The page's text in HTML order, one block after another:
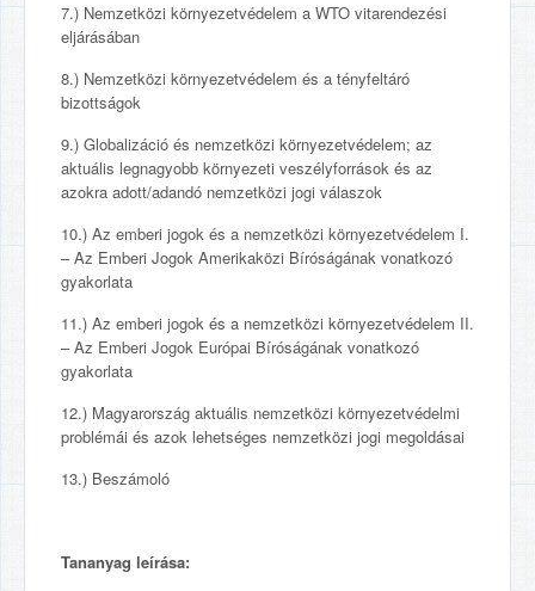
7.) Nemzetközi környezetvédelem a WTO vitarendezési
eljárásában
8.) Nemzetközi környezetvédelem és a tényfeltáró
bizottságok
9.) Globalizáció és nemzetközi környezetvédelem; az
aktuális legnagyobb környezeti veszélyforrások és az
azokra adott/adandó nemzetközi jogi válaszok
10.) Az emberi jogok és a nemzetközi környezetvédelem I.
– Az Emberi Jogok Amerikaközi Bíróságának vonatkozó
gyakorlata
11.) Az emberi jogok és a nemzetközi környezetvédelem II.
– Az Emberi Jogok Európai Bíróságának vonatkozó
gyakorlata
12.) Magyarország aktuális nemzetközi környezetvédelmi
problémái és azok lehetséges nemzetközi jogi megoldásai
13.) Beszámoló
Tananyag leírása: